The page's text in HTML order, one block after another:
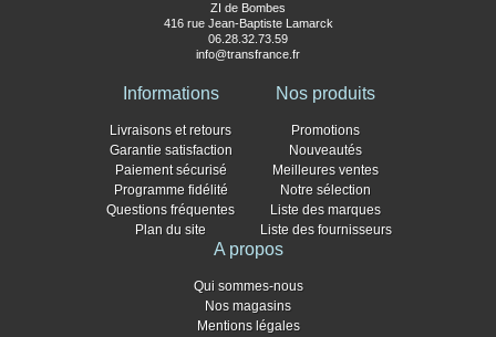
ZI de Bombes
416 rue Jean-Baptiste Lamarck
06.28.32.73.59
info@transfrance.fr
Informations
Livraisons et retours
Garantie satisfaction
Paiement sécurisé
Programme fidélité
Questions fréquentes
Plan du site
Nos produits
Promotions
Nouveautés
Meilleures ventes
Notre sélection
Liste des marques
Liste des fournisseurs
A propos
Qui sommes-nous
Nos magasins
Mentions légales